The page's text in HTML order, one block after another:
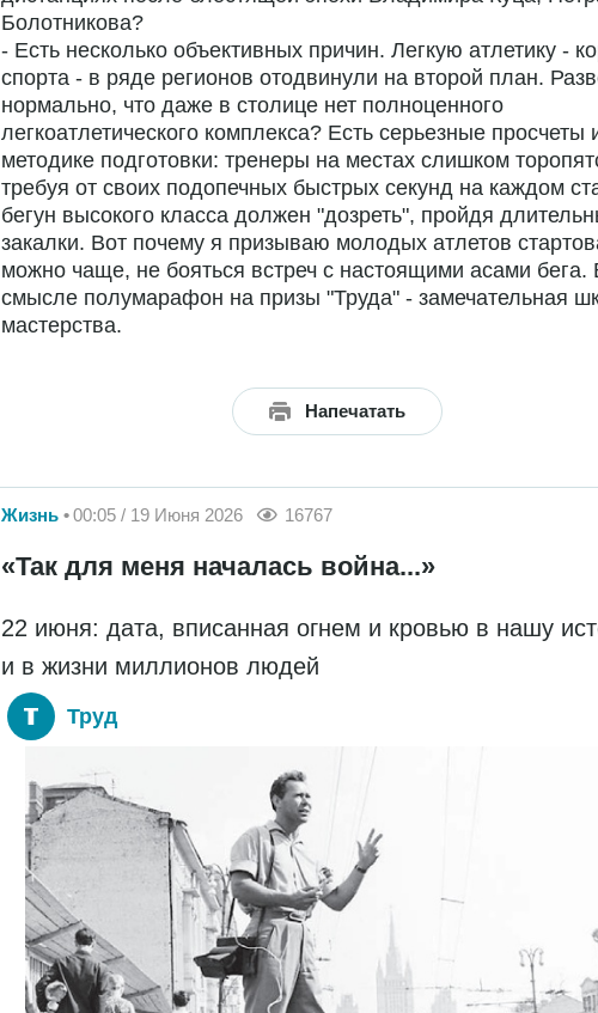
Болотникова?
- Есть несколько объективных причин. Легкую атлетику -
спорта - в ряде регионов отодвинули на второй план.
нормально, что даже в столице нет полноценного
легкоатлетического комплекса? Есть серьезные просчеты
методике подготовки: тренеры на местах слишком
требуя от своих подопечных быстрых секунд на каждом
бегун высокого класса должен "дозреть", пройдя
закалки. Вот почему я призываю молодых атлетов
можно чаще, не бояться встреч с настоящими асами бега.
смысле полумарафон на призы "Труда" - замечательная
мастерства.
Напечатать
Жизнь 00:05 / 19 Июня 2026 16767
«Так для меня началась война...»
22 июня: дата, вписанная огнем и кровью в нашу
и в жизни миллионов людей
Труд